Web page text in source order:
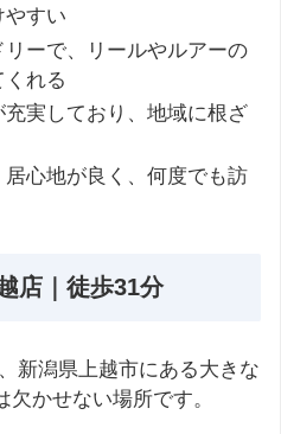
やすい
ーで、リールやルアーの
れる
実しており、地域に根ざ
心地が良く、何度でも訪
店｜徒歩31分
新潟県上越市にある大きな
かせない場所です。